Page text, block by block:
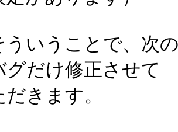
いうことで、次
グだけ修正させて
だきます。